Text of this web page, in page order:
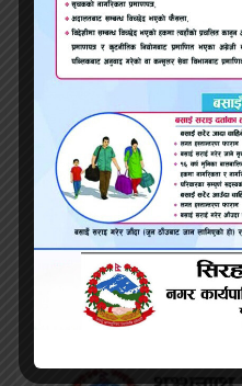
‘दिगो विकासका लागि
आवश्यक’